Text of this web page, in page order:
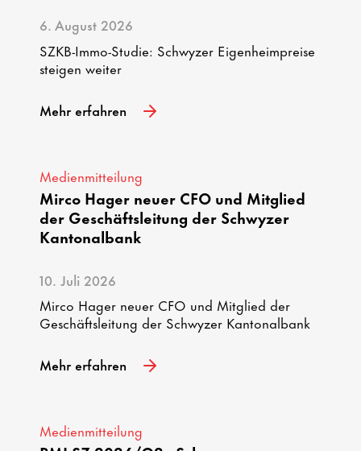
6. August 2026
SZKB-Immo-Studie: Schwyzer Eigenheimpreise
steigen weiter
Mehr erfahren
Medienmitteilung
Mirco Hager neuer CFO und Mitglied
der Geschäftsleitung der Schwyzer
Kantonalbank
10. Juli 2026
Mirco Hager neuer CFO und Mitglied der
Geschäftsleitung der Schwyzer Kantonalbank
Mehr erfahren
Medienmitteilung